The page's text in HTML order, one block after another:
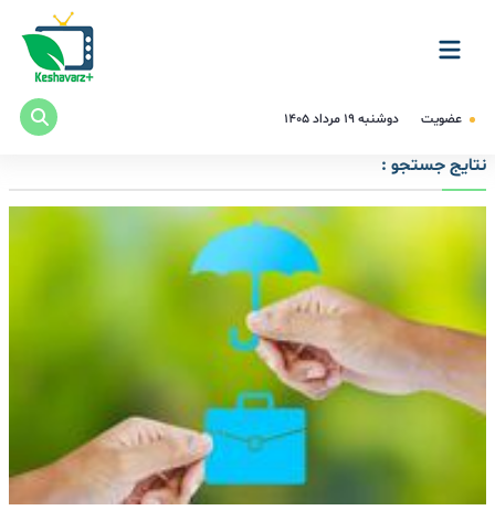
عضویت دوشنبه ۱۹ مرداد ۱۴۰۵
نتایج جستجو :